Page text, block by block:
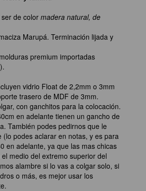
ser de colormadera natural, de
Marupá. Terminación lijada y
premium importadas
vidrio Float de 2,2mm o 3mm
trasero de MDF de 3mm.
con ganchitos para la colocación.
en adelante tienen un gancho de
También podes pedirnos que le
(lo podes aclarar en notas, y es para
en adelante, ya que las mas chicas
medio del extremo superior del
alambre si lo vas a colgar solo, si
o más, es mejor usar los